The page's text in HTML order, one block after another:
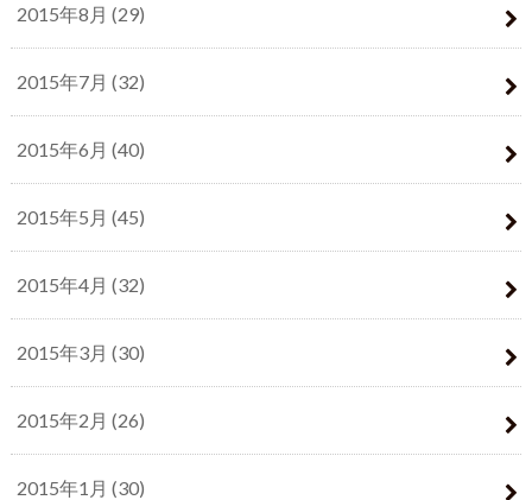
2015年8月 (29)
2015年7月 (32)
2015年6月 (40)
2015年5月 (45)
2015年4月 (32)
2015年3月 (30)
2015年2月 (26)
2015年1月 (30)